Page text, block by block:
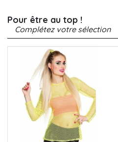
Pour être au top !
Complétez votre sélection